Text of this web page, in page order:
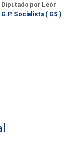
Diputado por León
G.P. Socialista ( GS )